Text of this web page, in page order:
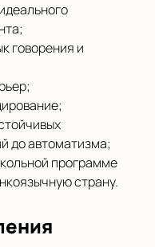
говорения и
до автоматизма;
программе
страну.